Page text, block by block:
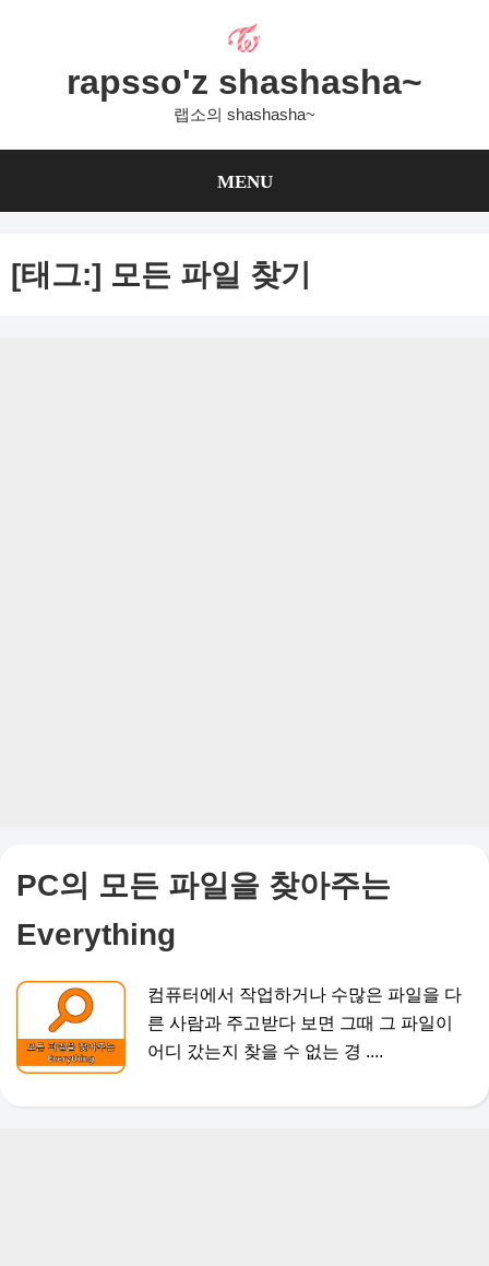
rapsso'z shashasha~
랩소의 shashasha~
MENU
[태그:] 모든 파일 찾기
PC의 모든 파일을 찾아주는
Everything
컴퓨터에서 작업하거나 수많은 파일을 다
른 사람과 주고받다 보면 그때 그 파일이
어디 갔는지 찾을 수 없는 경 ....